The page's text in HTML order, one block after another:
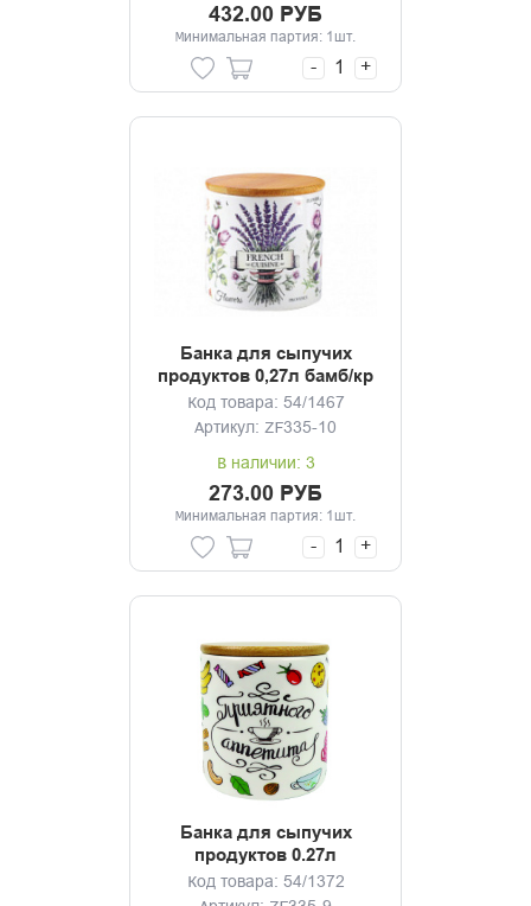
432.00 РУБ
Минимальная партия: 1шт.
- +
Банка для сыпучих
продуктов 0,27л бамб/кр
Эдем ТМ Appetite
Код товара: 54/1467
Артикул: ZF335-10
В наличии: 3
273.00 РУБ
Минимальная партия: 1шт.
- +
Банка для сыпучих
продуктов 0.27л
Приятного аппетита
Код товара: 54/1372